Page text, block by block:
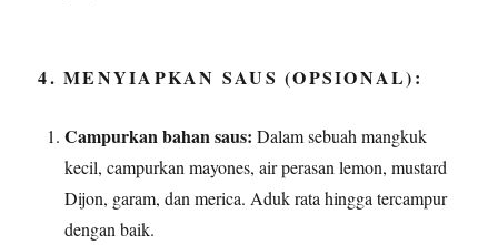
4. MENYIAPKAN SAUS (OPSIONAL):
Campurkan bahan saus: Dalam sebuah mangkuk
kecil, campurkan mayones, air perasan lemon, mustard
Dijon, garam, dan merica. Aduk rata hingga tercampur
dengan baik.